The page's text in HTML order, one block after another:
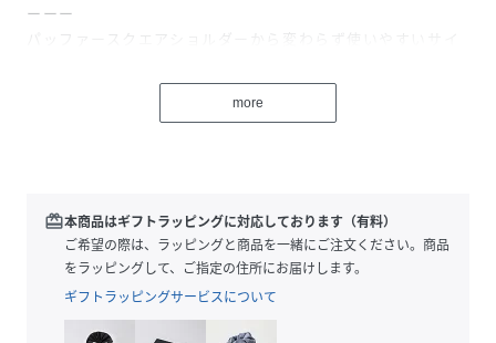
ーーー
パッファースクエアショルダーから変わらず使いやすいサイ
横に500mlのペットボトル、長財布が入るサイズ感。
すぐに取り出ししたい携帯等が入れられるポケットを背胴側
オレンジはWEB限定カラーです。
ーーー
性別タイプ レディース
more
redeem本商品はギフトラッピングに対応しております（有料）
ご希望の際は、ラッピングと商品を一緒にご注文ください。商品
をラッピングして、ご指定の住所にお届けします。
ギフトラッピングサービスについて